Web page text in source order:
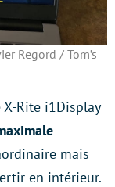
Regord / Tom’s
Rite i1Display
mais
en intérieur.